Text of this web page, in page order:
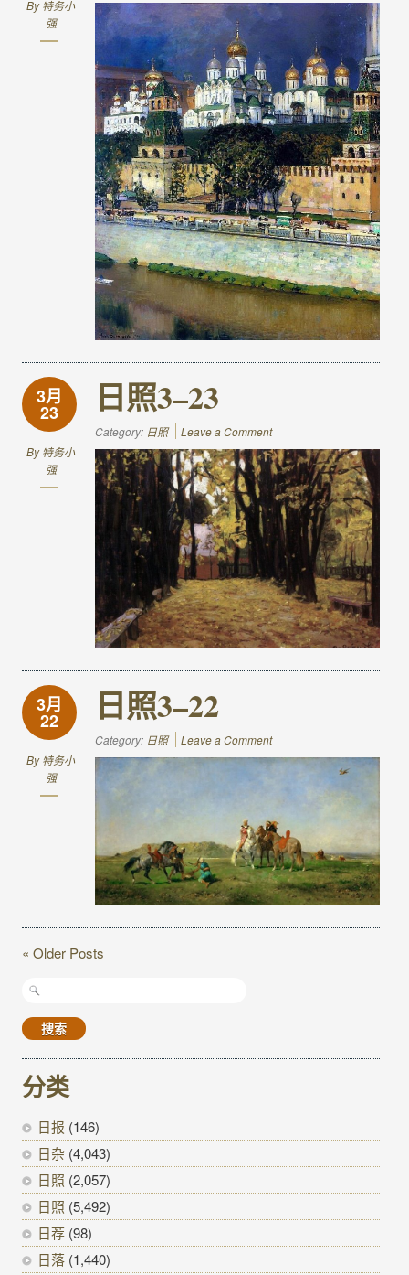
By特务小
强
3月
23
By特务小
强
日照3–23
Category: 日照 Leave a Comment
3月
22
By特务小
强
日照3–22
Category: 日照 Leave a Comment
« Older Posts
搜
分类
日报 (146)
日杂 (4,043)
日照 (2,057)
日照 (5,492)
日荐 (98)
日落 (1,440)